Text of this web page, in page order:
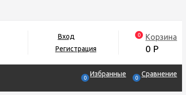
Вход
Регистрация
0 Корзина
0 Р
0 Избранные 0 Сравнение